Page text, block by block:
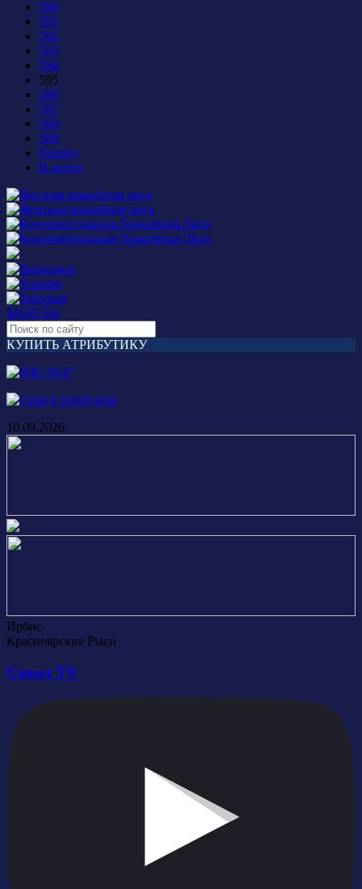
590
591
592
593
594
595
596
597
598
599
Вперед
В конец
БИЛЕТЫ
КУПИТЬ АТРИБУТИКУ
10.09.2026
Ирбис
Красноярские Рыси
Сокол TV